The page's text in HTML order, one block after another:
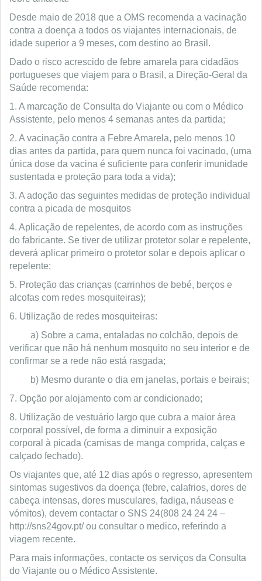
Desde maio de 2018 que a OMS recomenda a vacinação
contra a doença a todos os viajantes internacionais, de
idade superior a 9 meses, com destino ao Brasil.
Dado o risco acrescido de febre amarela para cidadãos
portugueses que viajem para o Brasil, a Direção-Geral da
Saúde recomenda:
1. A marcação de Consulta do Viajante ou com o Médico
Assistente, pelo menos 4 semanas antes da partida;
2. A vacinação contra a Febre Amarela, pelo menos 10
dias antes da partida, para quem nunca foi vacinado, (uma
única dose da vacina é suficiente para conferir imunidade
sustentada e proteção para toda a vida);
3. A adoção das seguintes medidas de proteção individual
contra a picada de mosquitos
4. Aplicação de repelentes, de acordo com as instruções
do fabricante. Se tiver de utilizar protetor solar e repelente,
deverá aplicar primeiro o protetor solar e depois aplicar o
repelente;
5. Proteção das crianças (carrinhos de bebé, berços e
alcofas com redes mosquiteiras);
6. Utilização de redes mosquiteiras:
a) Sobre a cama, entaladas no colchão, depois de
verificar que não há nenhum mosquito no seu interior e de
confirmar se a rede não está rasgada;
b) Mesmo durante o dia em janelas, portais e beirais;
7. Opção por alojamento com ar condicionado;
8. Utilização de vestuário largo que cubra a maior área
corporal possível, de forma a diminuir a exposição
corporal à picada (camisas de manga comprida, calças e
calçado fechado).
Os viajantes que, até 12 dias após o regresso, apresentem
sintomas sugestivos da doença (febre, calafrios, dores de
cabeça intensas, dores musculares, fadiga, náuseas e
vómitos), devem contactar o SNS 24(808 24 24 24 –
http://sns24gov.pt/ ou consultar o medico, referindo a
viagem recente.
Para mais informações, contacte os serviços da Consulta
do Viajante ou o Médico Assistente.